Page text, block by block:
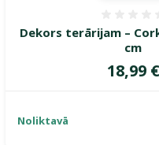
grozam
Dekors terārijam –
cm
Cena
18,99 €
Noliktavā